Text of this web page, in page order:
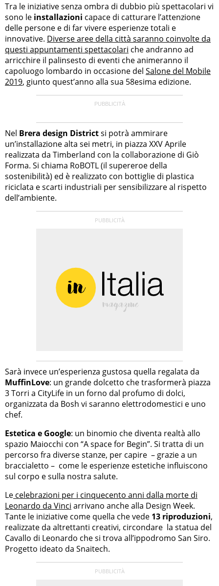
Tra le iniziative senza ombra di dubbio più spettacolari vi
sono le installazioni capace di catturare l’attenzione
delle persone e di far vivere esperienze totali e
innovative. Diverse aree della città saranno coinvolte da
questi appuntamenti spettacolari che andranno ad
arricchire il palinsesto di eventi che animeranno il
capoluogo lombardo in occasione del Salone del Mobile
2019, giunto quest’anno alla sua 58esima edizione.
Nel Brera design Districtsi potrà ammirare
un’installazione alta sei metri, in piazza XXV Aprile
realizzata da Timberland con la collaborazione di Giò
Forma. Si chiama RoBOTL (il supereroe della
sostenibilità) ed è realizzato con bottiglie di plastica
riciclata e scarti industriali per sensibilizzare al rispetto
dell’ambiente.
Sarà invece un’esperienza gustosa quella regalata da
MuffinLove: un grande dolcetto che trasformerà piazza
3 Torri a CityLife in un forno dal profumo di dolci,
organizzata da Bosh vi saranno elettrodomestici e uno
chef.
Estetica e Google: un binomio che diventa realtà allo
spazio Maiocchi con “A space for Begin”. Si tratta di un
percorso fra diverse stanze, per capire – grazie a un
braccialetto – come le esperienze estetiche influiscono
sul corpo e sulla nostra salute.
Le celebrazioni per i cinquecento anni dalla morte di
Leonardo da Vinci arrivano anche alla Design Week.
Tante le iniziative come quella che vede 13 riproduzioni,
realizzate da altrettanti creativi, circondare la statua del
Cavallo di Leonardo che si trova all’ippodromo San Siro.
Progetto ideato da Snaitech.